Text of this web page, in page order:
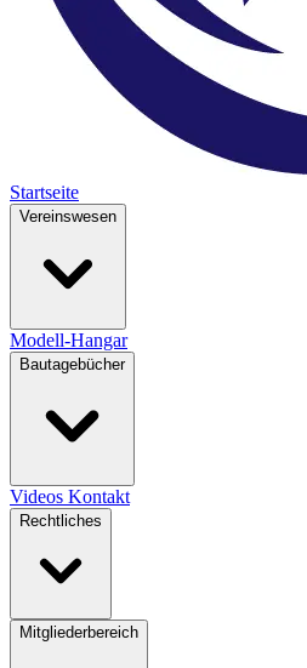
Startseite
Vereinswesen
Modell-Hangar
Bautagebücher
Videos Kontakt
Rechtliches
Mitgliederbereich